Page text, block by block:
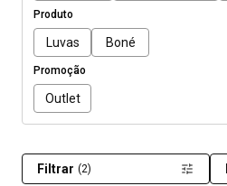
Produto
Luvas Boné
Promoção
Outlet
Filtrar (2)